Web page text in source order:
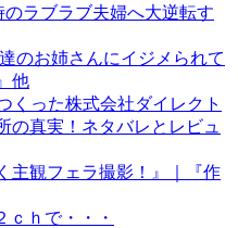
ラブラブ夫婦へ大逆転す
のお姉さんにイジメられて
他
くった株式会社ダイレクト
の真実！ネタバレとレビュ
主観フェラ撮影！』｜『作
ｃｈで・・・